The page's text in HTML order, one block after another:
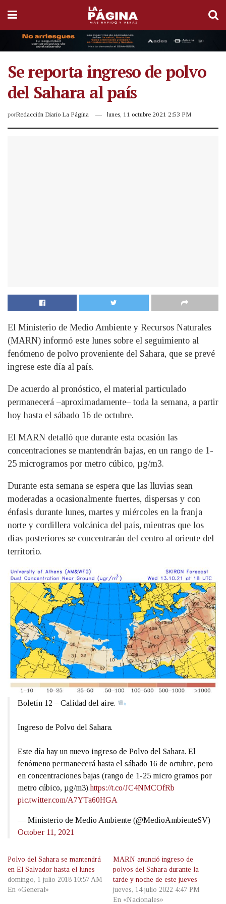
Se reporta ingreso de polvo
del Sahara al país
porRedacción Diario La Página lunes, 11 octubre 2021 2:53 PM
El Ministerio de Medio Ambiente y Recursos Naturales
(MARN) informó este lunes sobre el seguimiento al
fenómeno de polvo proveniente del Sahara, que se prevé
ingrese este día al país.
De acuerdo al pronóstico, el material particulado
permanecerá –aproximadamente– toda la semana, a partir
hoy hasta el sábado 16 de octubre.
El MARN detalló que durante esta ocasión las
concentraciones se mantendrán bajas, en un rango de 1-
25 microgramos por metro cúbico, µg/m3.
Durante esta semana se espera que las lluvias sean
moderadas a ocasionalmente fuertes, dispersas y con
énfasis durante lunes, martes y miércoles en la franja
norte y cordillera volcánica del país, mientras que los
días posteriores se concentrarán del centro al oriente del
territorio.
Boletín 12 – Calidad del aire.
Ingreso de Polvo del Sahara.
Este día hay un nuevo ingreso de Polvo del Sahara. El
fenómeno permanecerá hasta el sábado 16 de octubre, pero
en concentraciones bajas (rango de 1-25 micro gramos por
metro cúbico, µg/m3).https://t.co/JC4NMCOfRb
pic.twitter.com/A7YTa60HGA
— Ministerio de Medio Ambiente (@MedioAmbienteSV)
October 11, 2021
Polvo del Sahara se mantendrá
en El Salvador hasta el lunes
domingo, 1 julio 2018 10:57 AM
En «General»
MARN anunció ingreso de
polvos del Sahara durante la
tarde y noche de este jueves
jueves, 14 julio 2022 4:47 PM
En «Nacionales»